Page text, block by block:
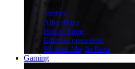
Storia
Simboli
Albo d'Oro
Hall of Fame
Edizioni precedenti
90 Anni Maglia Rosa
Gaming